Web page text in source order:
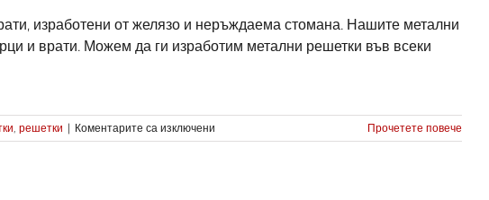
всеки
един
дом?
изработени от желязо и неръждаема стомана. Нашите метални
и врати. Можем да ги изработим метални решетки във всеки
, решетки | Коментарите са изключени
Метални
Прочетете повече